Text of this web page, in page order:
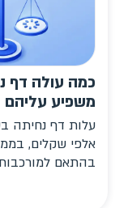
כמה עולה דף
משפיע עליהם
בהתאם